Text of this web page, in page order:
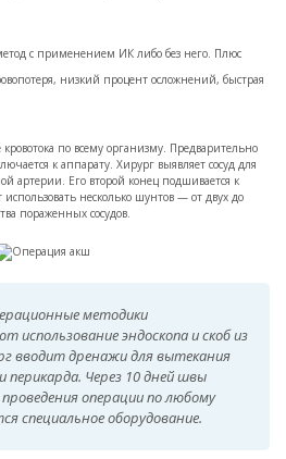
с применением ИК либо без него. Плюс
низкий процент осложнений, быстрая
по всему организму. Предварительно
к аппарату. Хирург выявляет сосуд для
артерии. Его второй конец подшивается к
несколько шунтов — от двух до
пораженных сосудов.
методики
использование эндоскопа и скоб из
вводит дренажи для вытекания
перикарда. Через 10 дней швы
операции по любому
специальное оборудование.